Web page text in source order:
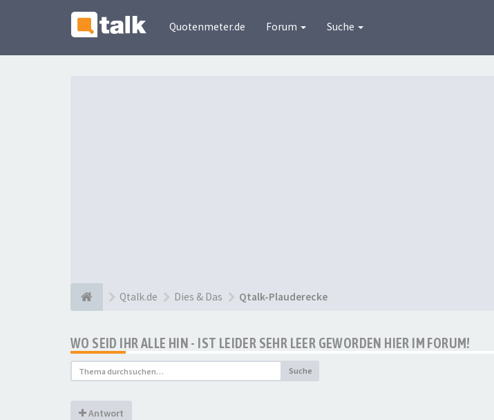
Quotenmeter.de Forum Suche
Qtalk.de Dies & Das Qtalk-Plauderecke
WO SEID IHR ALLE HIN - IST LEIDER SEHR LEER GEWORDEN HIER IM FORUM!
Suche
Antwort